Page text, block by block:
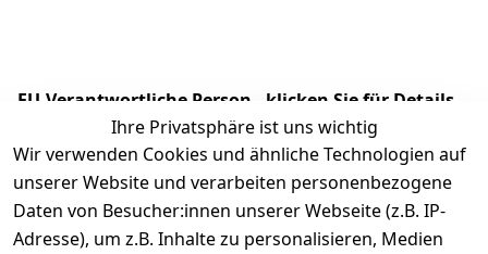
EU-Verantwortliche Person - klicken Sie für Details
Ihre Privatsphäre ist uns wichtig
Wir verwenden Cookies und ähnliche Technologien auf
unserer Website und verarbeiten personenbezogene
Daten von Besucher:innen unserer Webseite (z.B. IP-
Adresse), um z.B. Inhalte zu personalisieren, Medien